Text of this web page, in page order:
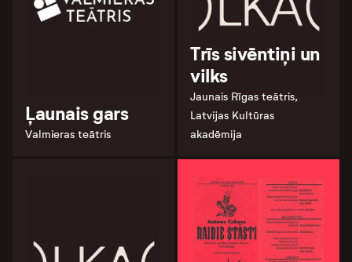
Ļaunais gars
Valmieras teātris
Trīs sivēntiņi un
vilks
Jaunais Rīgas teātris,
Latvijas Kultūras
akadēmija